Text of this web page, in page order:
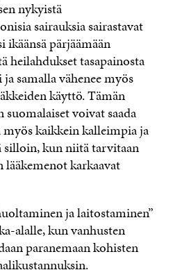
nykyistä
sairauksia sairastavat
pärjäämään
heilahdukset tasapainosta
samalla vähenee myös
käyttö. Tämän
suomalaiset voivat saada
kaikkein kalleimpia ja
silloin, kun niitä tarvitaan
karkaavat
ja laitostaminen”
alalle, kun vanhusten
paranemaan kohisten